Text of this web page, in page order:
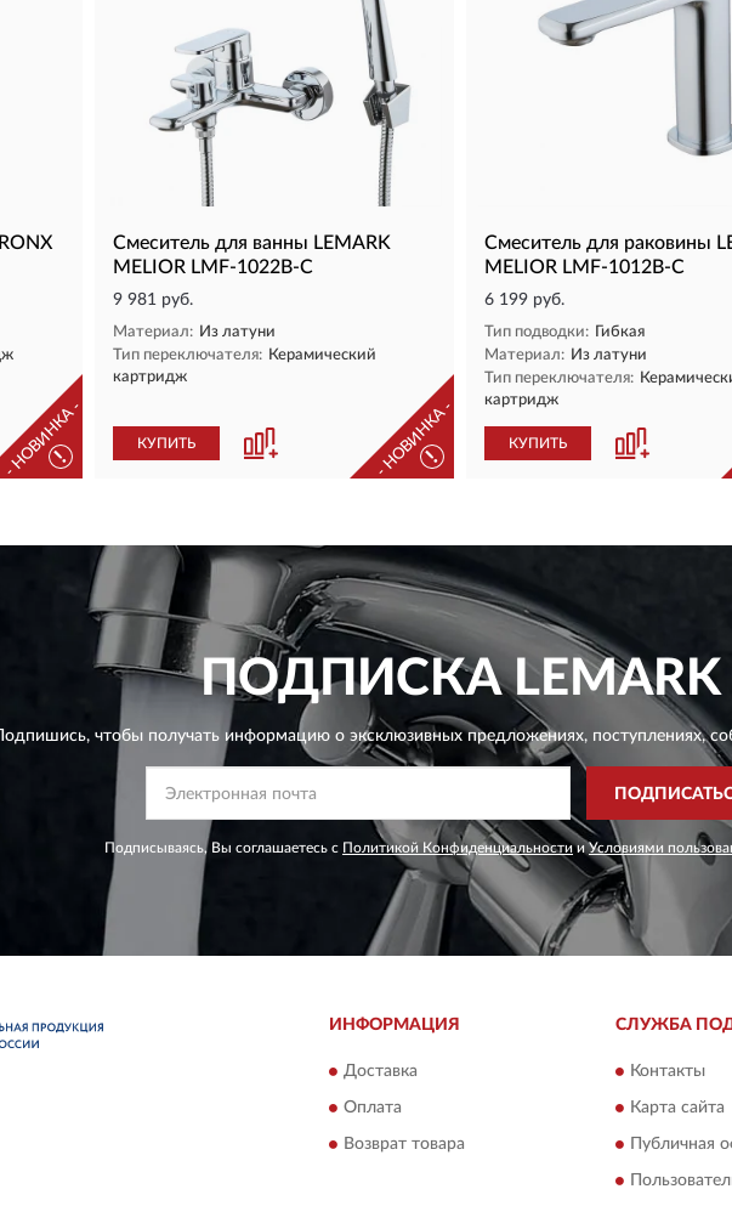
- НОВИНКА -
!
Смеситель для ванны LEMARK
MELIOR LMF-1022B-C
9 981 руб.
Материал: Из латуни
Тип переключателя: Керамический
картридж
КУПИТЬ - НОВИНКА -
!
Смеситель для раковины
MELIOR LMF-1012B-C
6 199 руб.
Тип подводки:
Гибкая
Материал: Из латуни
Тип переключателя:
картридж
КУПИТЬ
ПОДПИСКАLEMARK
чтобы получать информацию о эксклюзивных предложениях,поступлениях,
Подписываясь, Вы соглашаетесь с Политикой Конфиденциальности иУсловиями
ИНФОРМАЦИЯ
Доставка
Оплата
Возврат товара
СЛУЖБА
Контакты
Карта сайта
Публичная